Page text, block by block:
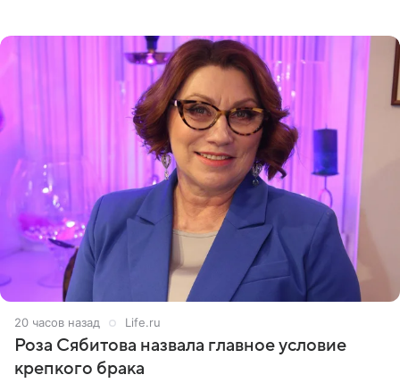
20 часов назад Life.ru
Роза Сябитова назвала главное условие
крепкого брака